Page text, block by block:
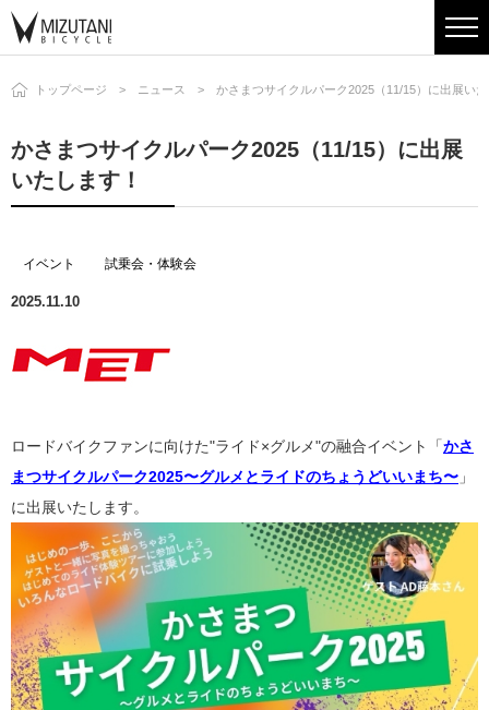
トップページ ニュース かさまつサイクルパーク2025（11/15）に出展い
かさまつサイクルパーク2025（11/15）に出展
いたします！
イベント 試乗会・体験会
2025.11.10
ロードバイクファンに向けた"ライド×グルメ"の融合イベント「かさ
まつサイクルパーク2025〜グルメとライドのちょうどいいまち〜 」
に出展いたします。